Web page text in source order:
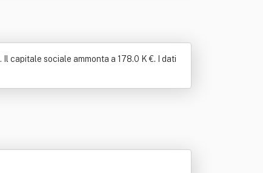
capitale sociale ammonta a 178.0 K €. I dati